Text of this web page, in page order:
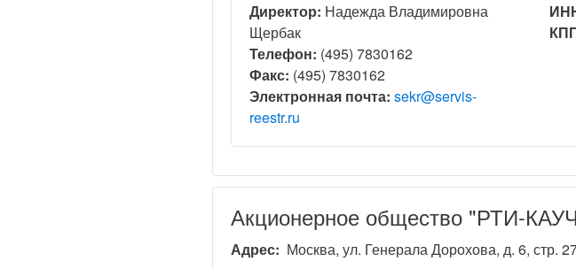
Директор: Надежда Владимировна
Щербак
Телефон: (495) 7830162
Факс: (495) 7830162
Электронная почта: sekr@servis-
reestr.ru
Акционерное общество "РТИ-
Адрес: Москва, ул. Генерала Дорохова, д. 6, стр.